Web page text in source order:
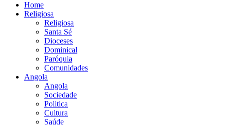
Home
Religiosa
Religiosa
Santa Sé
Dioceses
Dominical
Paróquia
Comunidades
Angola
Angola
Sociedade
Politica
Cultura
Saúde